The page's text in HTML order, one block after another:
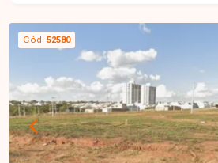
Cód. 52580